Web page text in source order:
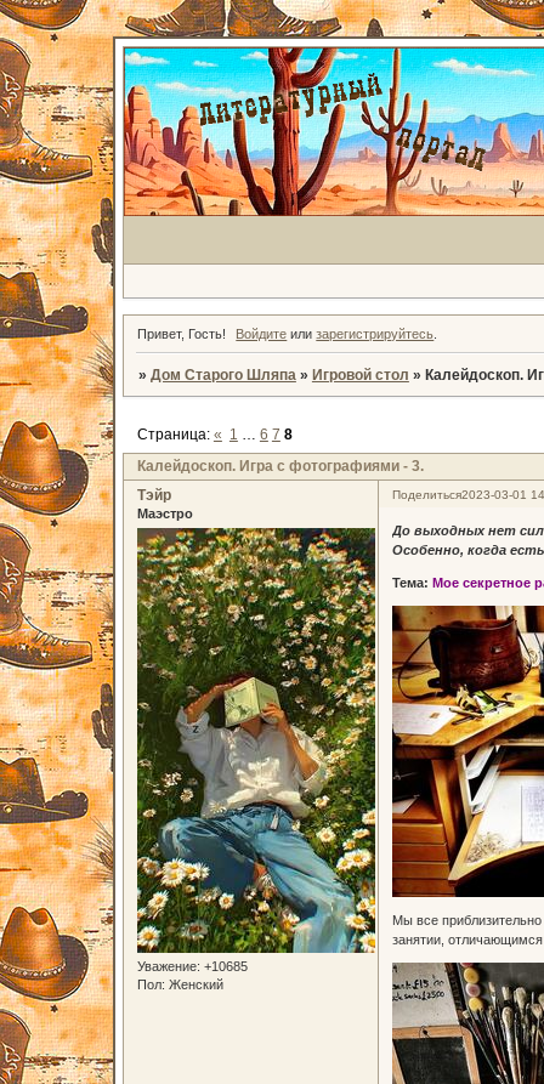
Привет, Гость! Войдите илизарегистрируйтесь
» Дом Старого Шляпа » Игровой стол » Калейдоскоп.
Калейдоскоп. Игра с фотографиями - 3.
Страница: « 1 … 6 7 8
Поделиться2023-03-01
Тэйр
Маэстро
Уважение: +10685
Пол: Женский
До выходных нет
Особенно, когда
Тема: Мое секретное
Мы все
занятии,